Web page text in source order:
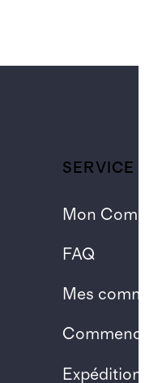
SERVICE
Mon
FAQ
Mes